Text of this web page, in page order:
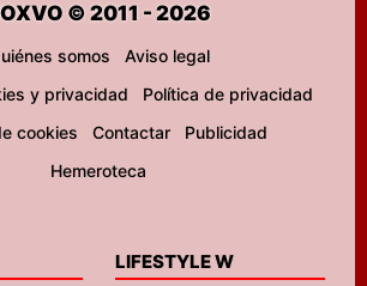
© 2011 - 2026
somos
Aviso legal
y privacidad
Política de privacidad
cookies
Contactar
Publicidad
Hemeroteca
LIFESTYLE W